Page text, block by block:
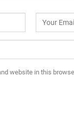
website in this